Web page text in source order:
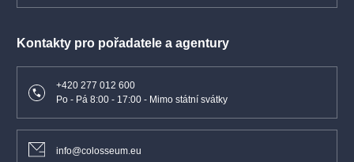
Kontakty pro pořadatele a agentury
+420 277 012 600
Po - Pá 8:00 - 17:00 - Mimo státní svátky
info@colosseum.eu